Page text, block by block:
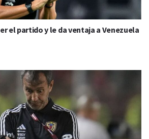
el partido y le da ventaja a Venezuela